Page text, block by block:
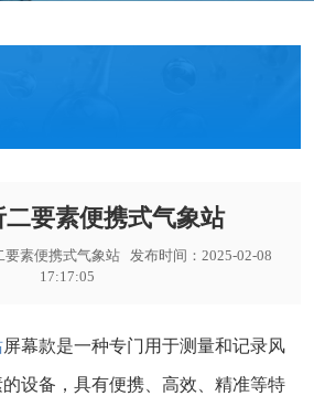
要素便携式气象站
要素便携式气象站 发布时间：2025-02-08
17:17:05
屏幕款是一种专门用于测量和记录风
设备，具有便携、高效、精准等特